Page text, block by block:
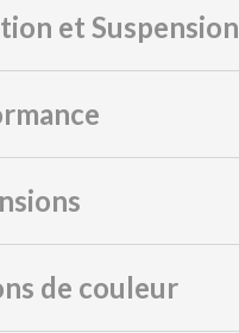
et Suspension
de couleur